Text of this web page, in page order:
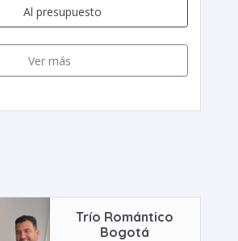
Al presupuesto
Ver más
Trío Romántico
Bogotá